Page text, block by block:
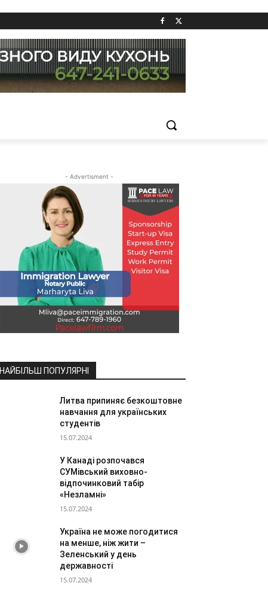
- Advertisment -
НАЙБІЛЬШ ПОПУЛЯРНІ
Литва припиняє безкоштовне
навчання для українських
студентів
15.07.2024
У Канаді розпочався
СУМівський виховно-
відпочинковий табір
«Незламні»
15.07.2024
Україна не може погодитися
на менше, ніж жити –
Зеленський у день
державності
15.07.2024